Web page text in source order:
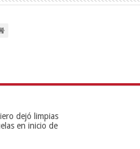
dejó limpias
en inicio de